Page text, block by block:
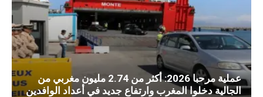
عملية مرحبا 2026: أكثر من 2.74 مليون مغربي من
الجالية دخلوا المغرب وارتفاع جديد في أعداد الوافدين